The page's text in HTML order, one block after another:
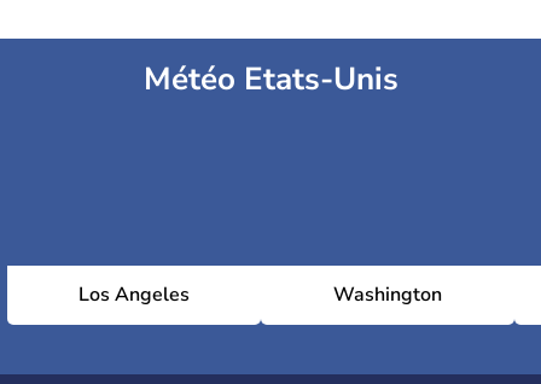
Météo Etats-Unis
Los Angeles Washington